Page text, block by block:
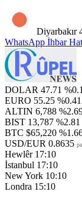
Diyarbakır
WhatsApp İhbar
DOLAR 47.71
EURO 55.25 %0.41
ALTIN 6,788
BIST 13,787 %2.81
BTC $65,220
USD/EUR 0.8635
Hewlêr 17:10
İstanbul 17:10
New York 10:10
Londra 15:10